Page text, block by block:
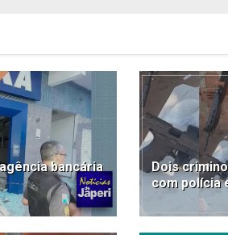
bancária
Dois
com polícia